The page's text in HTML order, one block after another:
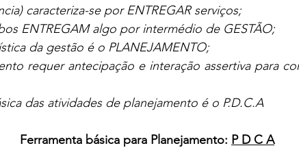
caracteriza-se por ENTREGAR serviços;
ENTREGAM algo por intermédio de GESTÃO;
da gestão é o PLANEJAMENTO;
requer antecipação e interação assertiva para
das atividades de planejamento é o P.D.C.A
Ferramenta básica para Planejamento: P D C A